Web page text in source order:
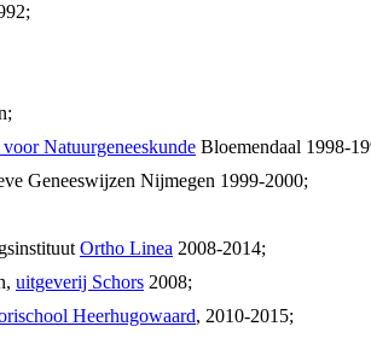
Natuurgeneeskunde Bloemendaal 1998-
Geneeswijzen Nijmegen 1999-2000;
Ortho Linea 2008-2014;
uitgeverij Schors 2008;
Heerhugowaard, 2010-2015;